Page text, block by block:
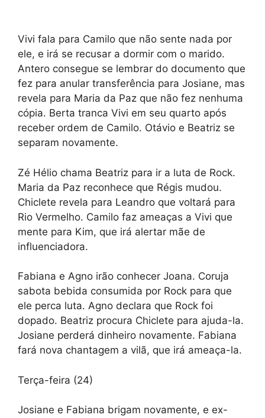
Vivi fala para Camilo que não sente nada por
ele, e irá se recusar a dormir com o marido.
Antero consegue se lembrar do documento que
fez para anular transferência para Josiane, mas
revela para Maria da Paz que não fez nenhuma
cópia. Berta tranca Vivi em seu quarto após
receber ordem de Camilo. Otávio e Beatriz se
separam novamente.
Zé Hélio chama Beatriz para ir a luta de Rock.
Maria da Paz reconhece que Régis mudou.
Chiclete revela para Leandro que voltará para
Rio Vermelho. Camilo faz ameaças a Vivi que
mente para Kim, que irá alertar mãe de
influenciadora.
Fabiana e Agno irão conhecer Joana. Coruja
sabota bebida consumida por Rock para que
ele perca luta. Agno declara que Rock foi
dopado. Beatriz procura Chiclete para ajuda-la.
Josiane perderá dinheiro novamente. Fabiana
fará nova chantagem a vilã, que irá ameaça-la.
Terça-feira (24)
Josiane e Fabiana brigam novamente, e ex-